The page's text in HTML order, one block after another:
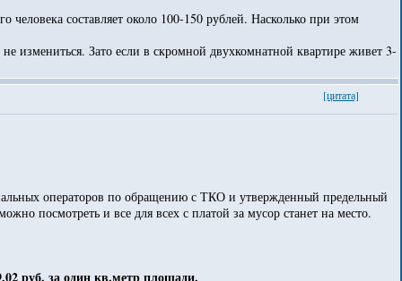
составляет около 100-150 рублей. Насколько при этом
измениться. Зато если в скромной двухкомнатной квартире живет 3-
[цитата]
операторов по обращению с ТКО и утвержденный предельный
посмотреть и все для всех с платой за мусор станет на место.
руб. за один кв.метр площади.